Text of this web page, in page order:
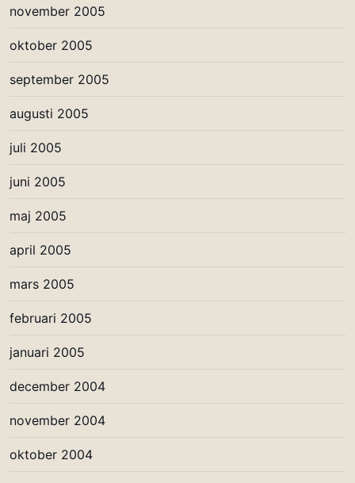
november 2005
oktober 2005
september 2005
augusti 2005
juli 2005
juni 2005
maj 2005
april 2005
mars 2005
februari 2005
januari 2005
december 2004
november 2004
oktober 2004